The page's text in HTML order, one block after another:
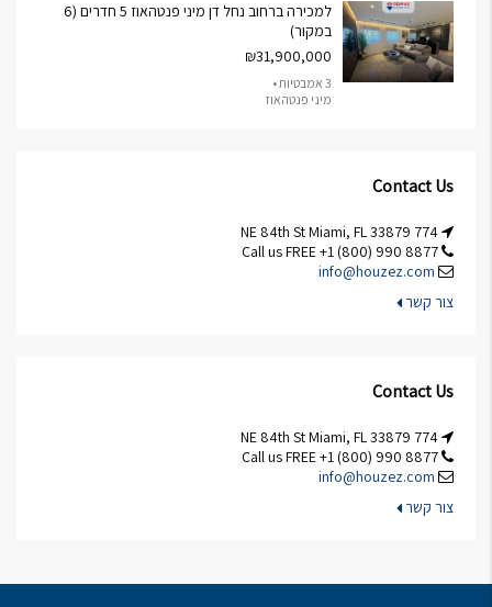
למכירה ברחוב נחל דן מיני פנטהאוז 5 חדרים (6
במקור)
₪31,900,000
3 אמבטיות •
מיני פנטהאוז
Contact Us
info@houzez.com
צור קשר
Contact Us
info@houzez.com
צור קשר